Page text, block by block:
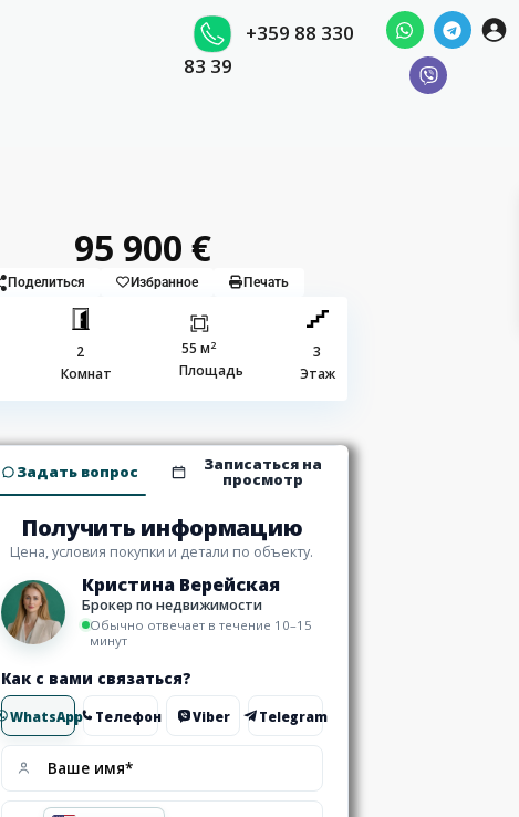
+359 88 330
83 39
95 900 €
Поделиться Избранное Печать
2
Комнат
55 м2
Площадь
3
Этаж
Задать вопрос Записаться на
просмотр
Получить информацию
Цена, условия покупки и детали по объекту.
Кристина Верейская
Брокер по недвижимости
Обычно отвечает в течение 10–15
минут
Как с вами связаться?
WhatsApp Телефон Viber Telegram